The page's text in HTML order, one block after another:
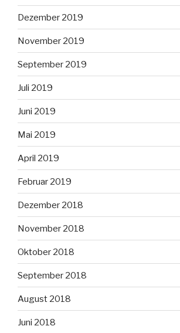
Dezember 2019
November 2019
September 2019
Juli 2019
Juni 2019
Mai 2019
April 2019
Februar 2019
Dezember 2018
November 2018
Oktober 2018
September 2018
August 2018
Juni 2018